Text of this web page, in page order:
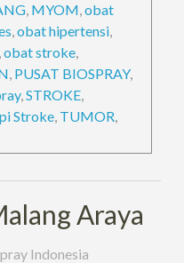
, MYOM,obat
,obat hipertensi,
,obat stroke,
, PUSAT BIOSPRAY,
,STROKE,
Stroke, TUMOR,
Araya
Indonesia